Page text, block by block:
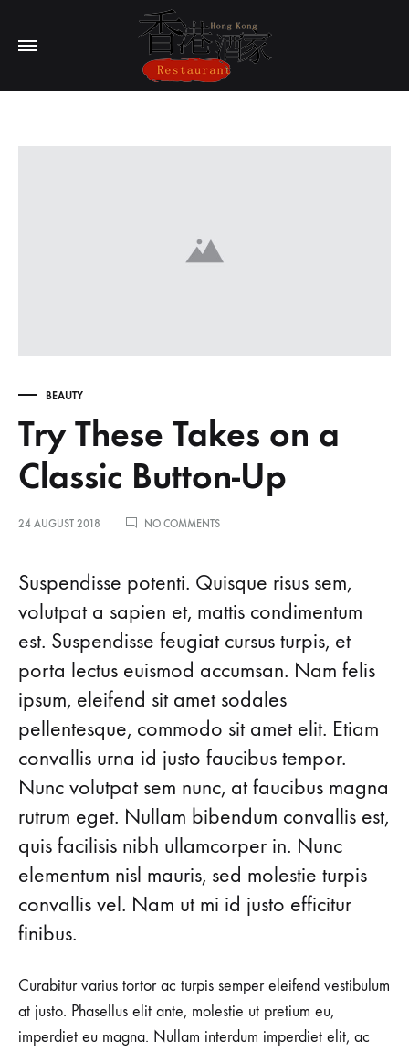
BEAUTY
Try These Takes on a
Classic Button-Up
24 AUGUST 2018 NO COMMENTSON
ON
A
CLASSIC
BUTTON-
Suspendisse potenti. Quisque risus sem,
volutpat a sapien et, mattis condimentum
est. Suspendisse feugiat cursus turpis, et
porta lectus euismod accumsan. Nam felis
ipsum, eleifend sit amet sodales
pellentesque, commodo sit amet elit. Etiam
convallis urna id justo faucibus tempor.
Nunc volutpat sem nunc, at faucibus magna
rutrum eget. Nullam bibendum convallis est,
quis facilisis nibh ullamcorper in. Nunc
elementum nisl mauris, sed molestie turpis
convallis vel. Nam ut mi id justo efficitur
finibus.
Curabitur varius tortor ac turpis semper eleifend vestibulum
at justo. Phasellus elit ante, molestie ut pretium eu,
imperdiet eu magna. Nullam interdum imperdiet elit, ac